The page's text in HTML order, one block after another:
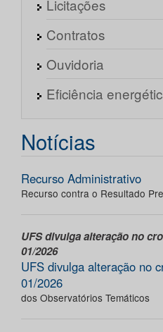
Licitações
Contratos
Ouvidoria
Eficiência
Notícias
Recurso Administrativo
Recurso contra o Resultado
UFS divulga alteração no
01/2026
UFS divulga alteração no
01/2026
dos Observatórios Temáticos